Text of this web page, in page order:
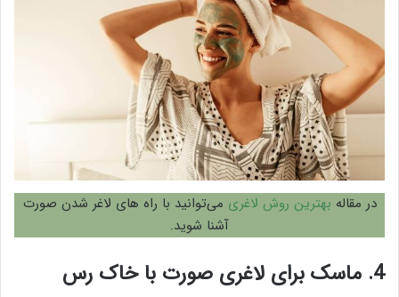
در مقاله بهترین روش لاغری می‌توانید با راه های لاغر شدن صورت
آشنا شوید.
4. ماسک برای لاغری صورت با خاک رس